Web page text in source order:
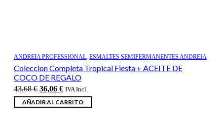
ANDREIA PROFESSIONAL, ESMALTES SEMIPERMANENTES ANDREIA
Coleccion Completa Tropical Fiesta + ACEITE DE
COCO DE REGALO
43,68€ El
precio
original
36,06 €El
precio
actual
IVA Incl.
AÑADIR AL CARRITO